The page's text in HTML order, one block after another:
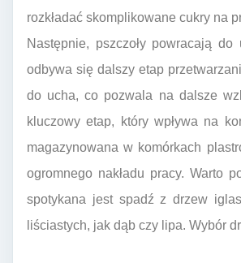
rozkładać skomplikowane cukry na
Następnie, pszczoły powracają
odbywa się dalszy etap
do ucha, co pozwala na dalsze
kluczowy etap, który wpływa na
magazynowana w komórkach
ogromnego nakładu pracy. Warto
spotykana jest spadź z drzew
liściastych, jak dąb czy lipa. Wybór